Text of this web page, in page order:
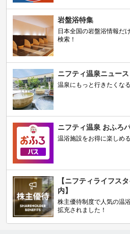
岩盤浴特集
日本全国の岩盤浴情報だ
検索！
ニフティ温泉ニュース
温泉にもっと行きたくな
ニフティ温泉 おふろ
温浴施設をお得に楽しめ
【ニフティライフス
内】
株主優待制度で人気の温
拡充されました！